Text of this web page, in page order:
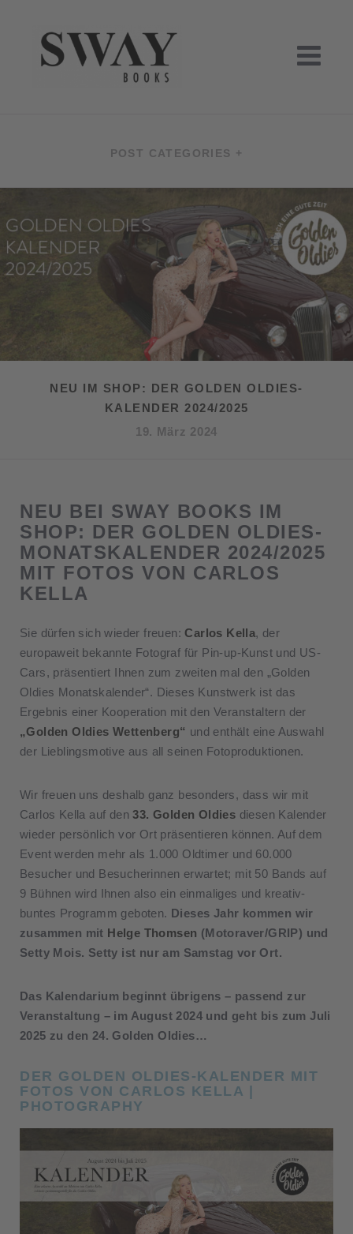
POST CATEGORIES +
NEU IM SHOP: DER GOLDEN OLDIES-
KALENDER 2024/2025
19. März 2024
NEU BEI SWAY BOOKS IM
SHOP: DER GOLDEN OLDIES-
MONATSKALENDER 2024/2025
MIT FOTOS VON CARLOS
KELLA
Sie dürfen sich wieder freuen: Carlos Kella, der
europaweit bekannte Fotograf für Pin-up-Kunst und US-
Cars, präsentiert Ihnen zum zweiten mal den „Golden
Oldies Monatskalender“. Dieses Kunstwerk ist das
Ergebnis einer Kooperation mit den Veranstaltern der
„Golden Oldies Wettenberg“ und enthält eine Auswahl
der Lieblingsmotive aus all seinen Fotoproduktionen.
Wir freuen uns deshalb ganz besonders, dass wir mit
Carlos Kella auf den33. Golden Oldies diesen Kalender
wieder persönlich vor Ort präsentieren können. Auf dem
Event werden mehr als 1.000 Oldtimer und 60.000
Besucher und Besucherinnen erwartet; mit 50 Bands auf
9 Bühnen wird Ihnen also ein einmaliges und kreativ-
buntes Programm geboten. Dieses Jahr kommen wir
zusammen mit Helge Thomsen (Motoraver/GRIP) und
Setty Mois. Setty ist nur am Samstag vor Ort.
Das Kalendarium beginnt übrigens – passend zur
Veranstaltung – im August 2024 und geht bis zum Juli
2025 zu den 24. Golden Oldies…
DER GOLDEN OLDIES-KALENDER MIT
FOTOS VON CARLOS KELLA |
PHOTOGRAPHY